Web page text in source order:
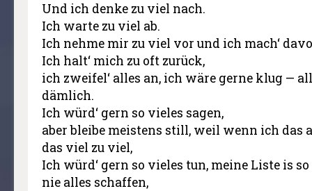
Und ich denke zu viel nach.
Ich warte zu viel ab.
Ich nehme mir zu viel vor und ich mach‘
Ich halt‘ mich zu oft zurück,
ich zweifel‘ alles an, ich wäre gerne klug —
dämlich.
Ich würd‘ gern so vieles sagen,
aber bleibe meistens still, weil wenn ich das
das viel zu viel,
Ich würd‘ gern so vieles tun, meine Liste is
nie alles schaffen,